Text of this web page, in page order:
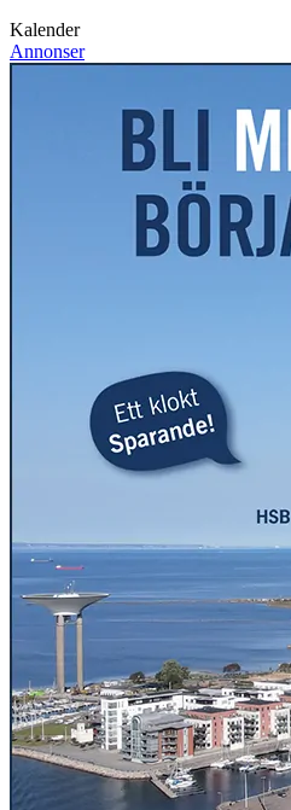
Kalender
Annonser